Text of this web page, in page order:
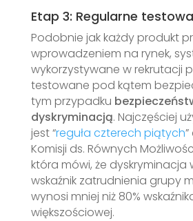
Etap 3: Regularne
Podobnie jak każdy produkt
wprowadzeniem na rynek,
wykorzystywane w rekrutacji
testowane pod kątem
tym przypadku
dyskryminacją. Najczęściej
jest “reguła czterech piątych
Komisji ds. Równych
która mówi, że dyskryminacja
wskaźnik zatrudnienia grupy
wynosi mniej niż 80%
większościowej.